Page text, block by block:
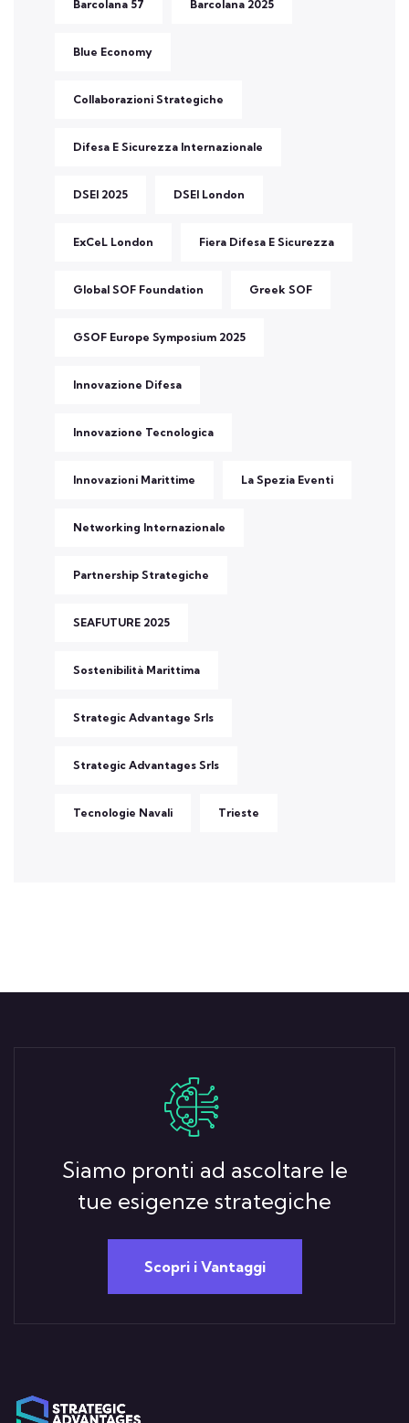
Barcolana 57 Barcolana 2025
Blue Economy
Collaborazioni Strategiche
Difesa E Sicurezza Internazionale
DSEI 2025 DSEI London
ExCeL London Fiera Difesa E Sicurezza
Global SOF Foundation Greek SOF
GSOF Europe Symposium 2025
Innovazione Difesa
Innovazione Tecnologica
Innovazioni Marittime La Spezia Eventi
Networking Internazionale
Partnership Strategiche
SEAFUTURE 2025
Sostenibilità Marittima
Strategic Advantage Srls
Strategic Advantages Srls
Tecnologie Navali Trieste
Siamo pronti ad ascoltare le
tue esigenze strategiche
Scopri i Vantaggi